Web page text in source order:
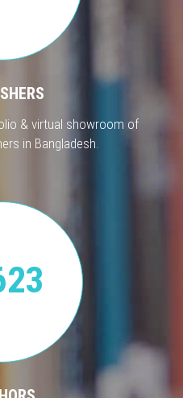
& virtual showroom of
in Bangladesh.